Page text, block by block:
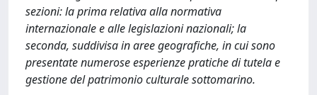
sezioni: la prima relativa alla normativa
internazionale e alle legislazioni nazionali; la
seconda, suddivisa in aree geografiche, in cui sono
presentate numerose esperienze pratiche di tutela e
gestione del patrimonio culturale sottomarino.